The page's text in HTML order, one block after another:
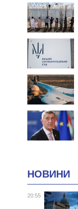
НОВИНИ
20:55